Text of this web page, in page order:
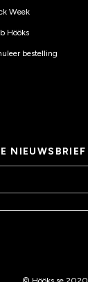
Week
Hööks
bestelling
NIEUWSBRIEF